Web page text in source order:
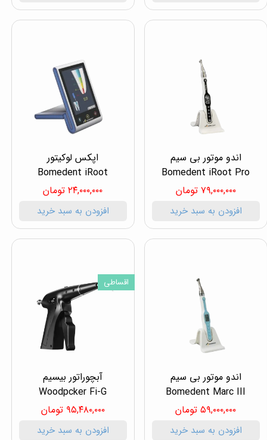
اندو موتور بی سیم
Bomedent iRoot Pro
۷۹,۰۰۰,۰۰۰ تومان
افزودن به سبد خرید
اپکس لوکیتور
Bomedent iRoot
۲۴,۰۰۰,۰۰۰ تومان
افزودن به سبد خرید
اندو موتور بی سیم
Bomedent Marc III
۵۹,۰۰۰,۰۰۰ تومان
افزودن به سبد خرید
آبچوراتور بیسیم
Woodpcker Fi-G
۹۵,۴۸۰,۰۰۰ تومان
افزودن به سبد خرید
اقساطی